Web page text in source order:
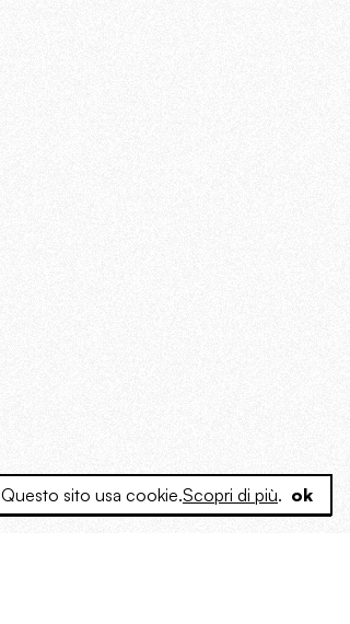
Questo sito usa cookie.Scopri di più. ok